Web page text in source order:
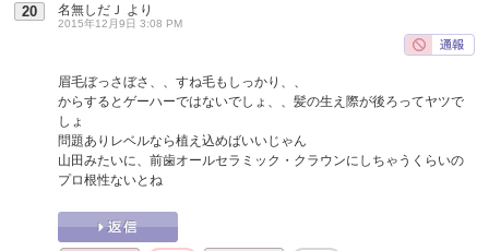
20 名無しだＪ より
2015年12月9日 3:08 PM
眉毛ぼっさぼさ、、すね毛もしっかり、、
からするとゲーハーではないでしょ、、髪の生え際が後ろってヤツで
しょ
問題ありレベルなら植え込めばいいじゃん
山田みたいに、前歯オールセラミック・クラウンにしちゃうくらいの
プロ根性ないとね